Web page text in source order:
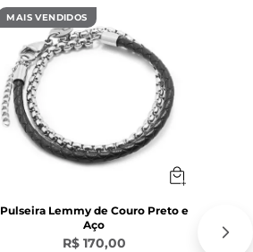
MAIS VENDIDOS
Pulseira Lemmy de Couro Preto e
Aço
R$ 170,00